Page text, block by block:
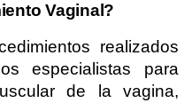
Vaginal?
realizados
especialistas para
de la vagina,